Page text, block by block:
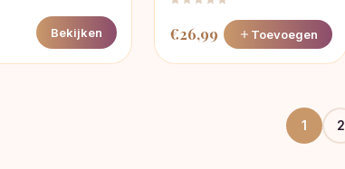
Bekijken €26,99 Toevoegen
1 2